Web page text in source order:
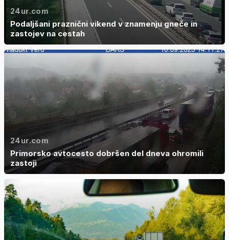
24ur.com
Podaljšani praznični vikend v znamenju gneče in
zastojev na cestah
24ur.com
Primorsko avtocesto dobršen del dneva ohromili
zastoji